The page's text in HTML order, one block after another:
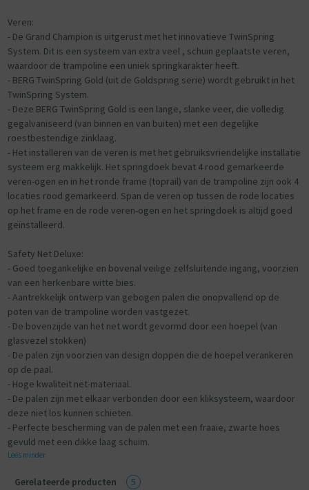
Veren:
- De Grand Champion is uitgerust met het innovatieve TwinSpring
System. Dit is een systeem van extra veel , schuin geplaatste veren,
waardoor de trampoline een uniek springkarakter heeft.
- BERG TwinSpring Gold (uit de Goldspring serie) wordt gebruikt in het
TwinSpring System.
- Deze BERG TwinSpring Gold is een lange, slanke veer, die volledig
gegalvaniseerd (van binnen en van buiten) met een degelijke
roestbestendige zinklaag.
- Het installeren van de veren is met het gebruiksvriendelijke installatie
systeem erg makkelijk. Het springdoek bevat 4 rood gemarkeerde
veren-ogen en in het ronde frame (toprail) van de trampoline zijn ook 4
locaties rood gemarkeerd. Span de veren op tussen de rode locaties
op het frame en de rode veren-ogen en het springdoek is altijd goed
geïnstalleerd.
Safety Net Deluxe:
- Goed toegankelijke en bovenal veilige zelfsluitende ingang, voorzien
van een herkenbare witte bies.
- Aantrekkelijk ontwerp van gebogen palen die onopvallend op de
poten van de trampoline worden vastgezet.
- De bovenzijde van het net wordt gevormd door een hoepel (van
glasvezel stokken)
- De palen zijn voorzien van design doppen die de hoepel verankeren
op de paal.
- Hoge kwaliteit net-materiaal.
- De palen zijn met elkaar verbonden door een kliksysteem, waardoor
deze niet los kunnen schieten.
- Perfecte bescherming van de palen met een fraaie, zwarte hoes
gevuld met een dikke laag schuim.
Lees minder
Gerelateerde producten 5